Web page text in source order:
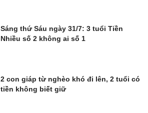
Sáng thứ Sáu ngày 31/7: 3 tuổi Tiền
Nhiều số 2 không ai số 1
2 con giáp từ nghèo khó đi lên, 2 tuổi có
tiền không biết giữ